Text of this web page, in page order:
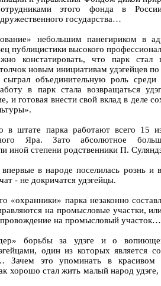
этого фонда в
государства…
небольшим панегириком в
публицистики высокого
констатировать, что парк стал
новым инициативам удэгейцев
объединительную роль
в парк стала возвращаться
и готовая внести свой вклад в деле
штате парка работают всего 15
Яра. Зато абсолютное
иной степени родственники П.
в народе поселилась рознь и
- не докричатся удэгейцы.
«охранники» парка незаконно
на промысловые участки,
на промысловый участок…
борьбы за удэге и о
один из которых является
это упоминать в красивом
хорошо стал жить малый народ удэге,